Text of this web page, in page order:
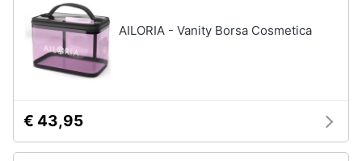
infanzia
Fotografia
Abbigliamento
musicali
Colonne
Sonore
Musica
Leggera
Musica
AILORIA - Vanity Borsa Cosmetica
€ 43,95